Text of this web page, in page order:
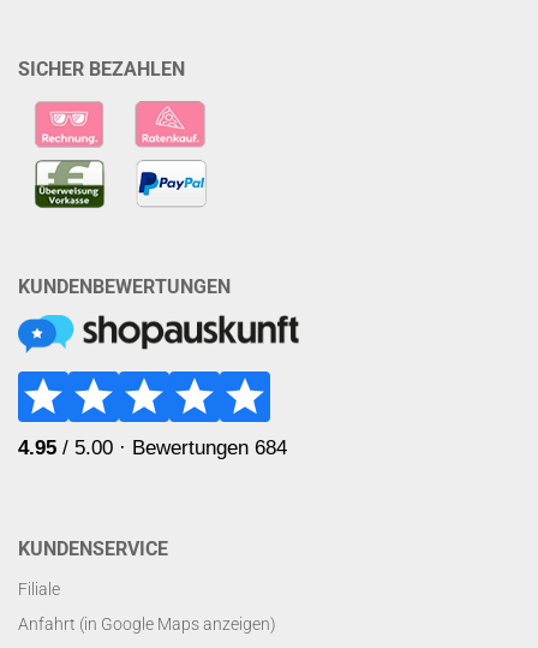
SICHER BEZAHLEN
KUNDENBEWERTUNGEN
KUNDENSERVICE
Filiale
Anfahrt (in Google Maps anzeigen)